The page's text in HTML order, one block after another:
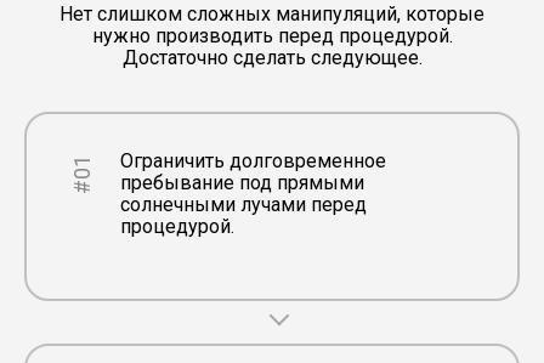
Нет слишком сложных манипуляций, которые
нужно производить перед процедурой.
Достаточно сделать следующее.
#01
Ограничить долговременное
пребывание под прямыми
солнечными лучами перед
процедурой.